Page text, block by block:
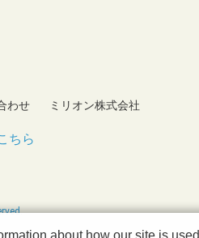
わせ ミリオン株式会社
ちら
about how our site is used.